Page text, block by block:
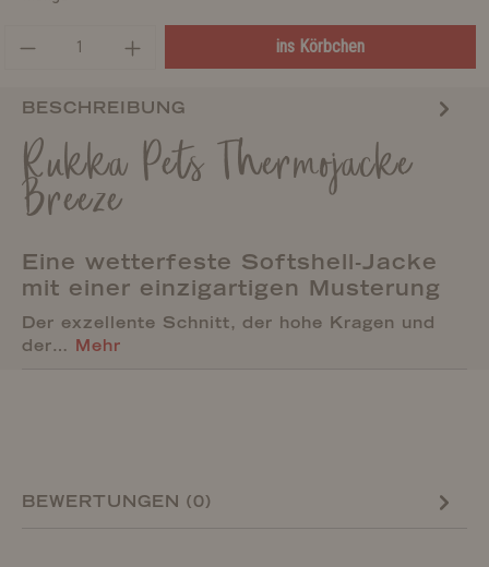
ins Körbchen
BESCHREIBUNG
Rukka Pets Thermojacke
Breeze
Eine wetterfeste Softshell-Jacke
mit einer einzigartigen Musterung
Der exzellente Schnitt, der hohe Kragen und
der… Mehr
BEWERTUNGEN (0)